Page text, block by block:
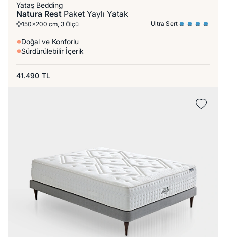
Yataş Bedding
Natura Rest Paket Yaylı Yatak
150x200 cm, 3 Ölçü Ultra Sert
Doğal ve Konforlu
Sürdürülebilir İçerik
41.490 TL